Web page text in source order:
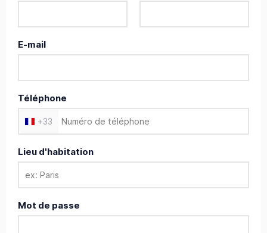
E-mail
Téléphone
+33
Lieu d'habitation
Mot de passe